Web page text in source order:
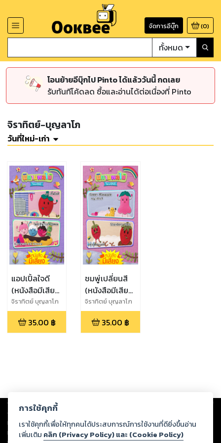
จัดการอีบุ๊ก (0)
ทั้งหมด
โอนย้ายอีบุ๊กไป Pinto ได้แล้ววันนี้ กดเลย
รับทันทีโค้ดลด ซื้อและอ่านได้ต่อเนื่องที่ Pinto
จิราทิตย์-บุญลาโภ
วันที่ใหม่-เก่า
แอปเปิ้ลใจดี
(หนังสือมีเสียง)
Kind Apple
จิราทิตย์ บุญลาโภ
35.00 ฿
ชมพู่เปลี่ยนสี
(หนังสือมีเสียง)
Green Wax
Apple
จิราทิตย์ บุญลาโภ
35.00 ฿
Copyright © 2026
ต่อผลงานหรือเนื้อหาใดที่อัปโหลดผ่านเว็บไซต์และปรากฏว่าละเมิดสิทธิใน
ทรัพย์สินทางปัญญาของบุคคลอื่นหรือขัดต่อกฎหมายและศีลธรรม ดังนั้น ผู้อ่าน
ทุกท่านโปรดใช้วิจารณญาณในการกลั่นกรองด้วยตนเอง และหากท่านพบว่าส่วน
การใช้คุกกี้
เราใช้คุกกี้เพื่อให้ทุกคนได้ประสบการณ์การใช้งานที่ดียิ่งขึ้นอ่าน
เพิ่มเติม คลิก (Privacy Policy) และ (Cookie Policy)